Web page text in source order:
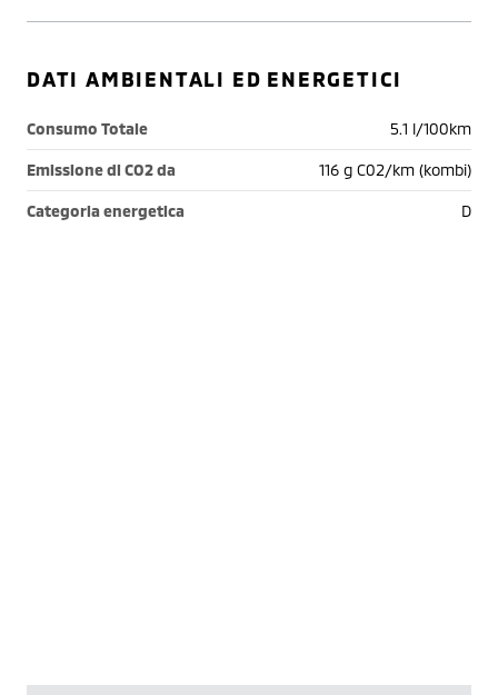
DATI AMBIENTALI ED ENERGETICI
Consumo Totale 5.1 l/100km
Emissione di CO2 da 116 g C02/km (kombi)
Categoria energetica D